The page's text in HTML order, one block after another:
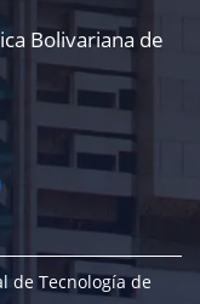
Bolivariana de
de Tecnología de